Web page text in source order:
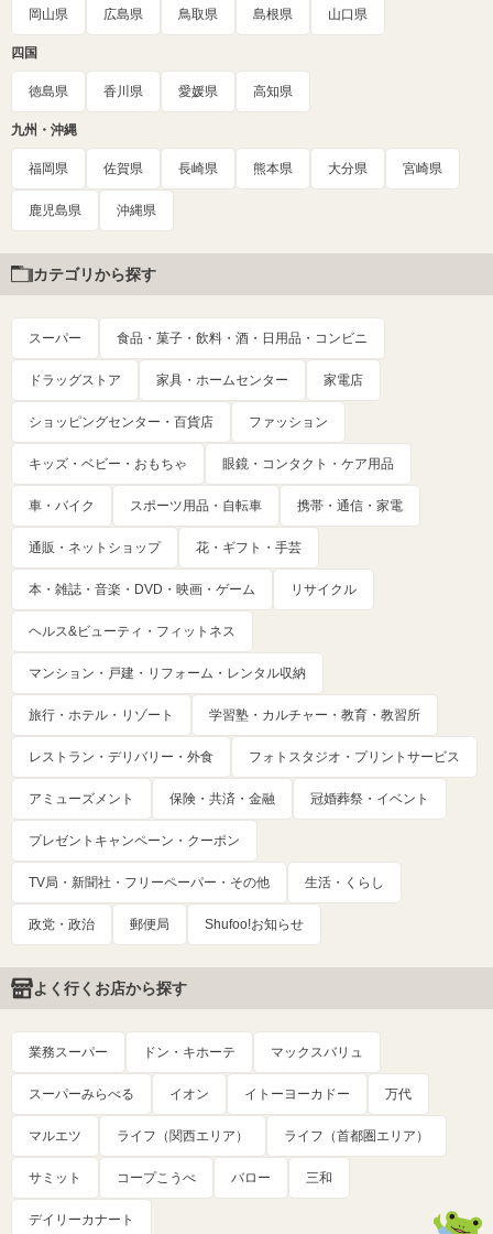
岡山県 広島県 鳥取県 島根県 山口県
四国
徳島県 香川県 愛媛県 高知県
九州・沖縄
福岡県 佐賀県 長崎県 熊本県 大分県 宮崎県
鹿児島県 沖縄県
カテゴリから探す
スーパー 食品・菓子・飲料・酒・日用品・コンビニ
ドラッグストア 家具・ホームセンター 家電店
ショッピングセンター・百貨店 ファッション
キッズ・ベビー・おもちゃ 眼鏡・コンタクト・ケア用品
車・バイク スポーツ用品・自転車 携帯・通信・家電
通販・ネットショップ 花・ギフト・手芸
本・雑誌・音楽・DVD・映画・ゲーム リサイクル
ヘルス&ビューティ・フィットネス
マンション・戸建・リフォーム・レンタル収納
旅行・ホテル・リゾート 学習塾・カルチャー・教育・教習所
レストラン・デリバリー・外食 フォトスタジオ・プリントサービス
アミューズメント 保険・共済・金融 冠婚葬祭・イベント
プレゼントキャンペーン・クーポン
TV局・新聞社・フリーペーパー・その他 生活・くらし
政党・政治 郵便局 Shufoo!お知らせ
よく行くお店から探す
業務スーパー ドン・キホーテ マックスバリュ
スーパーみらべる イオン イトーヨーカドー 万代
マルエツ ライフ（関西エリア） ライフ（首都圏エリア）
サミット コープこうべ バロー 三和
デイリーカナート